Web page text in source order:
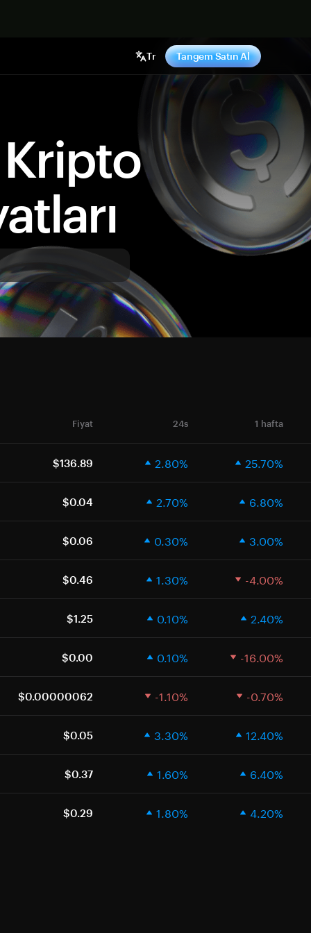
Tr Tangem Satın Al
Fiyat 24s 1 hafta
$136.89 2.80% 25.70%
$0.04 2.70% 6.80%
$0.06 0.30% 3.00%
$0.46 1.30% -4.00%
$1.25 0.10% 2.40%
$0.00 0.10% -16.00%
$0.00000062 -1.10% -0.70%
$0.05 3.30% 12.40%
$0.37 1.60% 6.40%
$0.29 1.80% 4.20%